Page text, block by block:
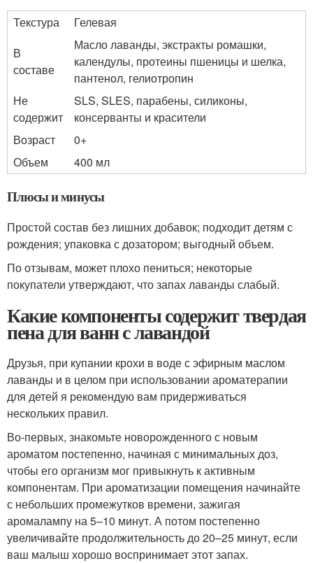
Текстура
Гелевая
В
составе
Масло лаванды, экстракты ромашки,
календулы, протеины пшеницы и шелка,
пантенол, гелиотропин
Не
содержит
SLS, SLES, парабены, силиконы,
консерванты и красители
Возраст
0+
Объем
400 мл
Плюсы и минусы
Простой состав без лишних добавок; подходит детям с
рождения; упаковка с дозатором; выгодный объем.
По отзывам, может плохо пениться; некоторые
покупатели утверждают, что запах лаванды слабый.
Какие компоненты содержит твердая
пена для ванн с лавандой
Друзья, при купании крохи в воде с эфирным маслом
лаванды и в целом при использовании ароматерапии
для детей я рекомендую вам придерживаться
нескольких правил.
Во-первых, знакомьте новорожденного с новым
ароматом постепенно, начиная с минимальных доз,
чтобы его организм мог привыкнуть к активным
компонентам. При ароматизации помещения начинайте
с небольших промежутков времени, зажигая
аромалампу на 5–10 минут. А потом постепенно
увеличивайте продолжительность до 20–25 минут, если
ваш малыш хорошо воспринимает этот запах.